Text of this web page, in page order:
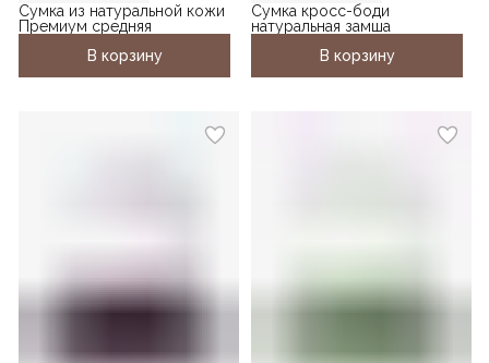
Сумка из натуральной кожи
Премиум средняя
В корзину
Сумка кросс-боди
натуральная замша
В корзину